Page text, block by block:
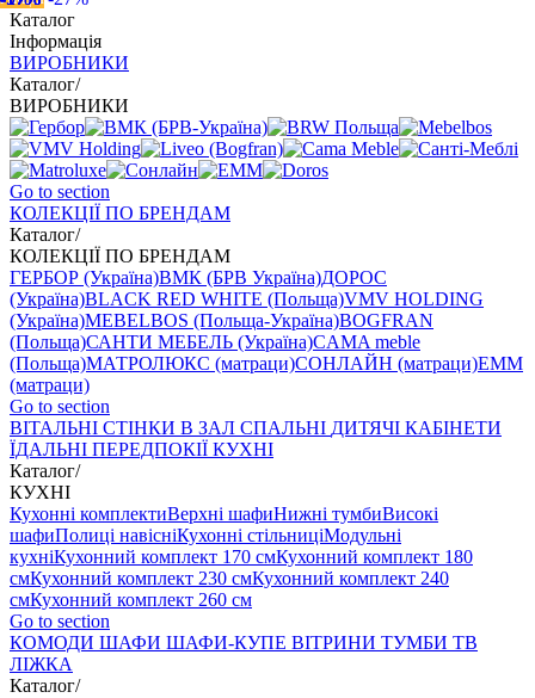
Каталог
Інформація
ВИРОБНИКИ
Каталог/
ВИРОБНИКИ
Go to section
КОЛЕКЦІЇ ПО БРЕНДАМ
Каталог/
КОЛЕКЦІЇ ПО БРЕНДАМ
ГЕРБОР (Україна)ВМК (БРВ Україна)ДОРОС
(Україна)BLACK RED WHITE (Польща)VMV HOLDING
(Україна)MEBELBOS (Польща-Україна)BOGFRAN
(Польща)САНТИ МЕБЕЛЬ (Україна)CAMA meble
(Польща)МАТРОЛЮКС (матраци)СОНЛАЙН (матраци)EMM
(матраци)
Go to section
ВIТАЛЬНI СТІНКИ В ЗАЛ СПАЛЬНІ ДИТЯЧІ КАБІНЕТИ
ЇДАЛЬНI ПЕРЕДПОКІЇ КУХНІ
Каталог/
КУХНІ
Кухонні комплектиВерхні шафиНижні тумбиВисокі
шафиПолиці навісніКухонні стільниціМодульні
кухніКухонний комплект 170 смКухонний комплект 180
смКухонний комплект 230 смКухонний комплект 240
смКухонний комплект 260 см
Go to section
КОМОДИ ШАФИ ШАФИ-КУПЕ ВІТРИНИ ТУМБИ ТВ
ЛІЖКА
Каталог/